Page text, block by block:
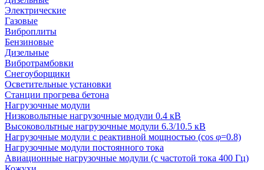
Электрические
Газовые
Виброплиты
Бензиновые
Дизельные
Вибротрамбовки
Снегоуборщики
Осветительные установки
Станции прогрева бетона
Нагрузочные модули
Низковольтные нагрузочные модули 0.4 кВ
Высоковольтные нагрузочные модули 6.3/10.5 кВ
Нагрузочные модули с реактивной мощностью (cos φ=0.8)
Нагрузочные модули постоянного тока
Авиационные нагрузочные модули (с частотой тока 400 Гц)